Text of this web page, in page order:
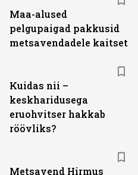
Maa-alused
pelgupaigad pakkusid
metsavendadele kaitset
Kuidas nii –
keskharidusega
eruohvitser hakkab
röövliks?
Metsavend Hirmus